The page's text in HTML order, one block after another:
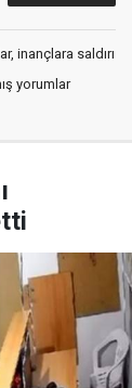
inançlara saldırı
yorumlar